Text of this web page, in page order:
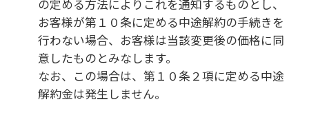
２．サービス利用期間中、ご入会日から3か月経過後
から24か月経過前までの間にお客様のご都合で
入会契約の解約をされる場合は、月額料金の24
か月分からお客様が支払い済みの月額料金を控
除した額及びこれに課される消費税等相当額を
加算した額を中途解約金として一括にてお支払い
いただきます。なお、中途解約金は1か月毎で計
算し、日割り計算はしないものとします。